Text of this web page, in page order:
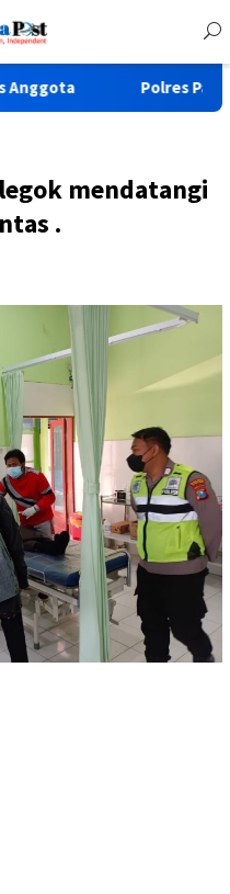
Polres Pasuruan
mendatangi
.